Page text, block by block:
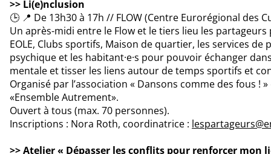
>> Li(e)nclusion
🕒 📍 De 13h30 à 17h // FLOW (Centre Eurorégional des
Un après-midi entre le Flow et le tiers lieu les
EOLE, Clubs sportifs, Maison de quartier, les services
psychique et les habitant·e·s pour pouvoir échanger
mentale et tisser les liens autour de temps sportifs et
Organisé par l’association « Dansons comme des fous !
«Ensemble Autrement».
Ouvert à tous (max. 70 personnes).
Inscriptions : Nora Roth, coordinatrice :
>> Atelier « Dépasser les conflits pour renforcer mon